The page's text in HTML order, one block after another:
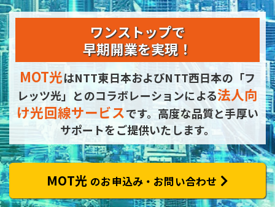
ワンストップで
早期開業を実現！
MOT光はNTT東日本およびNTT西日本の 「フ
レッツ光」とのコラボレーションによる法人向
け光回線サービスです。 高度な品質と手厚い
サポートをご提供いたします。
MOT光 のお申込み・お問い合わせ